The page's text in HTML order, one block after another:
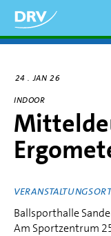
zum
Inhalt
24 JAN 26
INDOOR
Ballsporthalle
Am Sportzentrum